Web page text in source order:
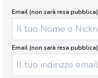
Email (non sarà resa pubblica)
Email (non sarà resa pubblica)